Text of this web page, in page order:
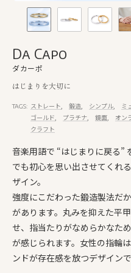
ダカーポ
Da Capo
はじまりを大切に
TAGS: ストレート 鍛造 シンプル ミ
ゴールド
プラチナ 鏡面 オン
クラフト
音楽用語で “はじまりに戻る”
でも初心を思い出させてくれ
ザイン。
強度にこだわった鍛造製法だ
があります。丸みを抑えた平
せ、指当たりがなめらかなた
が感じられます。女性の指輪
ンドが存在感を放つデザインで